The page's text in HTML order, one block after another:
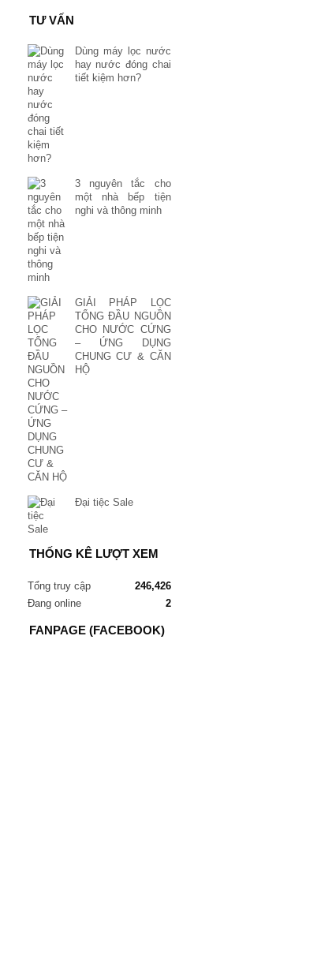
TƯ VẤN
Dùng máy lọc nước
hay nước đóng chai
tiết kiệm hơn?
3 nguyên tắc cho
một nhà bếp tiện
nghi và thông minh
GIẢI PHÁP LỌC
TỔNG ĐẦU NGUỒN
CHO NƯỚC CỨNG
– ỨNG DỤNG
CHUNG CƯ & CĂN
HỘ
Đại tiệc Sale
THỐNG KÊ LƯỢT XEM
Tổng truy cập
246,426
Đang online
2
FANPAGE (FACEBOOK)